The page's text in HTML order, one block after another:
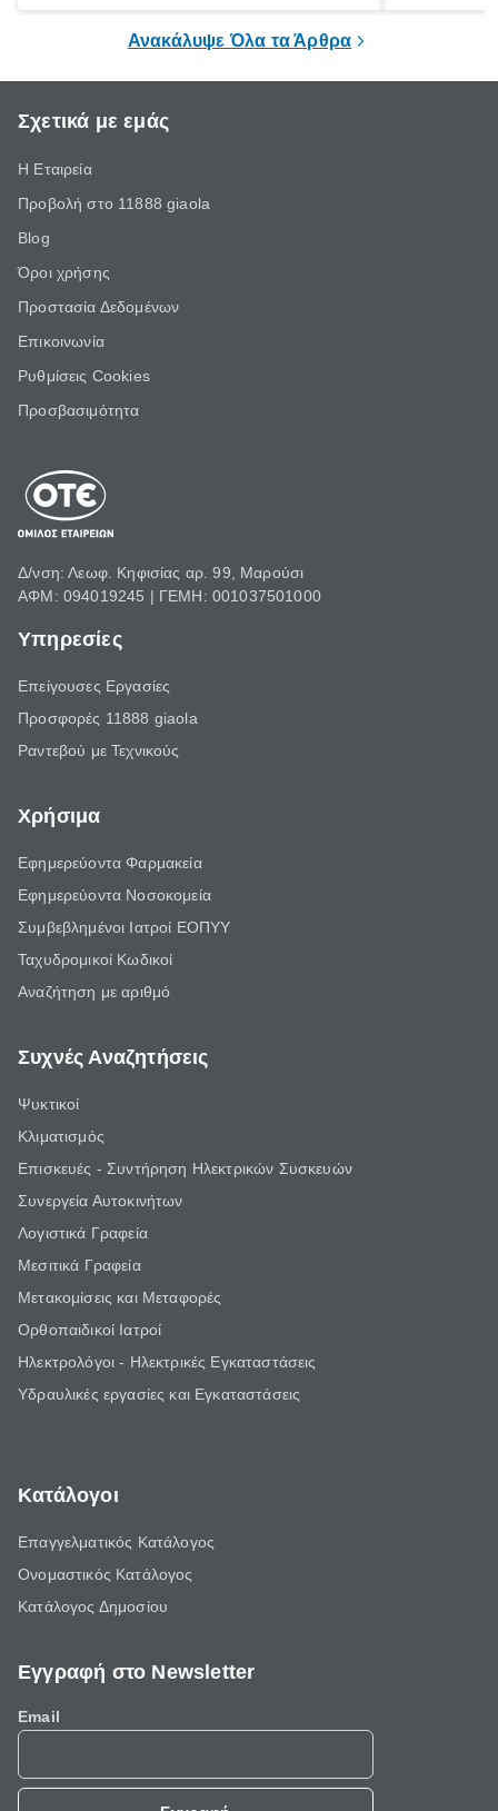
Ανακάλυψε Όλα τα Άρθρα
Σχετικά με εμάς
Η Εταιρεία
Προβολή στο 11888 giaola
Blog
Όροι χρήσης
Προστασία Δεδομένων
Επικοινωνία
Ρυθμίσεις Cookies
Προσβασιμότητα
Δ/νση: Λεωφ. Κηφισίας αρ. 99, Μαρούσι
ΑΦΜ: 094019245 | ΓΕΜΗ: 001037501000
Υπηρεσίες
Επείγουσες Εργασίες
Προσφορές 11888 giaola
Ραντεβού με Τεχνικούς
Χρήσιμα
Εφημερεύοντα Φαρμακεία
Εφημερεύοντα Νοσοκομεία
Συμβεβλημένοι Ιατροί ΕΟΠΥΥ
Ταχυδρομικοί Κωδικοί
Αναζήτηση με αριθμό
Συχνές Αναζητήσεις
Ψυκτικοί
Κλιματισμός
Επισκευές - Συντήρηση Ηλεκτρικών Συσκευών
Συνεργεία Αυτοκινήτων
Λογιστικά Γραφεία
Μεσιτικά Γραφεία
Μετακομίσεις και Μεταφορές
Ορθοπαιδικοί Ιατροί
Ηλεκτρολόγοι - Ηλεκτρικές Εγκαταστάσεις
Υδραυλικές εργασίες και Εγκαταστάσεις
Κατάλογοι
Επαγγελματικός Κατάλογος
Ονομαστικός Κατάλογος
Κατάλογος Δημοσίου
Εγγραφή στο Newsletter
Email